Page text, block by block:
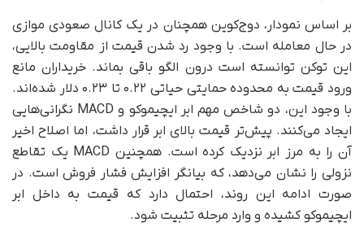
بر اساس نمودار، دوج‌کوین همچنان در یک کانال صعودی موازی
در حال معامله است. با وجود رد شدن قیمت از مقاومت بالایی،
این توکن توانسته است درون الگو باقی بماند. خریداران مانع
ورود قیمت به محدوده حمایتی حیاتی ۰.۲۲ تا ۰.۲۳ دلار شده‌اند.
با وجود این، دو شاخص مهم ابر ایچیموکو و MACD نگرانی‌هایی
ایجاد می‌کنند. پیش‌تر قیمت بالای ابر قرار داشت، اما اصلاح اخیر
آن را به مرز ابر نزدیک کرده است. همچنین MACD یک تقاطع
نزولی را نشان می‌دهد، که بیانگر افزایش فشار فروش است. در
صورت ادامه این روند، احتمال دارد که قیمت به داخل ابر
ایچیموکو کشیده و وارد مرحله تثبیت شود.